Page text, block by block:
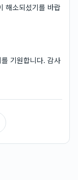
해소되셨기를 바랍
기원합니다. 감사